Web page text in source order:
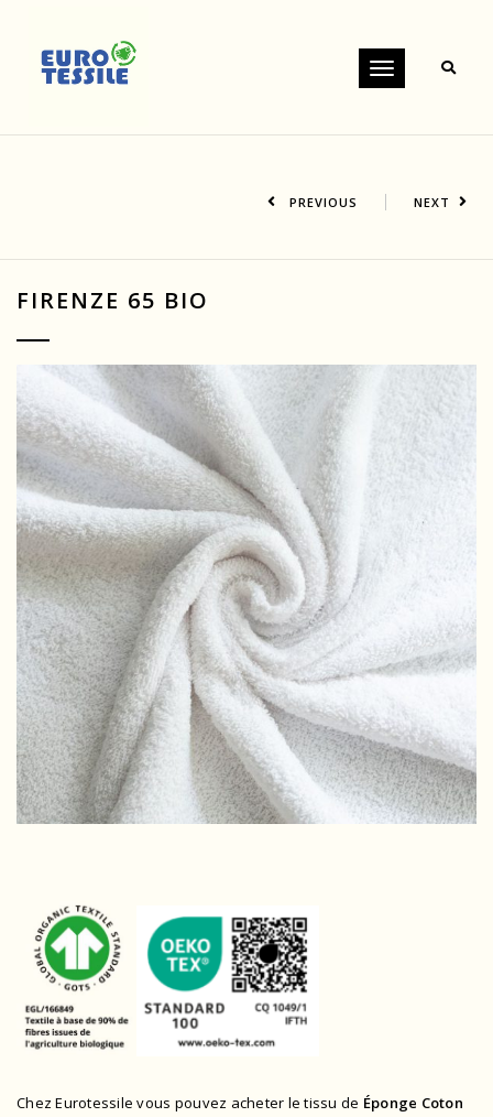
Toggle
PREVIOUS NEXT
FIRENZE 65 BIO
Chez Eurotessile vous pouvez acheter le tissu de Éponge Coton